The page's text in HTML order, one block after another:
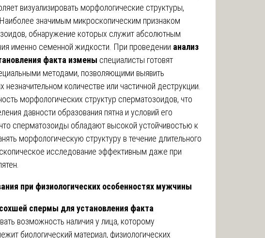
визуализировать морфологические структуры,
значимым микроскопическим признаком
обнаружение которых служит абсолютным
именно семенной жидкости. При проведении анализ
факта измены специалисты готовят
методами, позволяющими выявить
количестве или частичной деструкции.
морфологических структур сперматозоидов, что
давности образования пятна и условий его
сперматозоиды обладают высокой устойчивостью к
морфологическую структуру в течение длительного
исследование эффективным даже при
при физиологических особенностях мужчины
спермы для установления факта
возможность наличия у лица, которому
биологический материал, физиологических